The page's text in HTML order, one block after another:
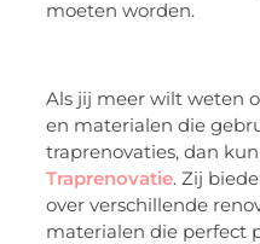
moeten worden.
Als jij meer wilt weten
en materialen die
traprenovaties, dan
Traprenovatie. Zij
over verschillende
materialen die perfect